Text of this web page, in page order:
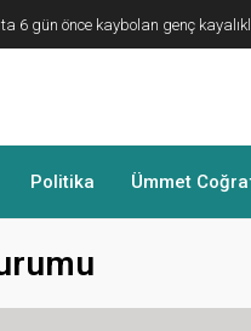
6 gün önce kaybolan genç
Politika Ümmet